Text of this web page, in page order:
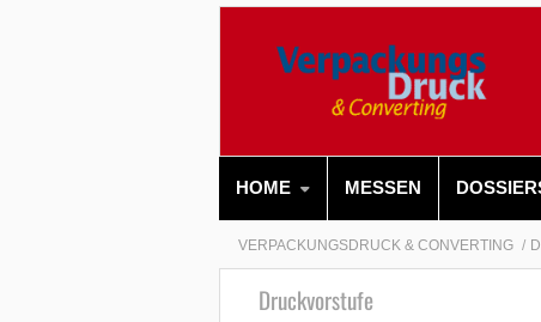
HOME MESSEN
VERPACKUNGSDRUCK & CONVERTING
Druckvorstufe